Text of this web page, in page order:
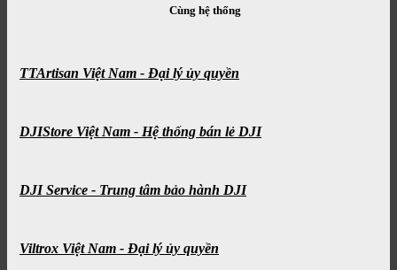
Cùng hệ thống
TTArtisan Việt Nam - Đại lý ủy quyền
DJIStore Việt Nam - Hệ thống bán lẻ DJI
DJI Service - Trung tâm bảo hành DJI
Viltrox Việt Nam - Đại lý ủy quyền